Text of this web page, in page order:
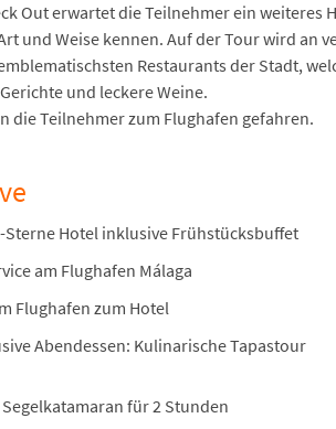
Out erwartet die Teilnehmer ein
und Weise kennen. Auf der Tour wird an
Restaurants der Stadt,
und leckere Weine.
die Teilnehmer zum Flughafen gefahren.
Hotel inklusive Frühstücksbuffet
am Flughafen Málaga
Flughafen zum Hotel
Abendessen: Kulinarische Tapastour
für 2 Stunden